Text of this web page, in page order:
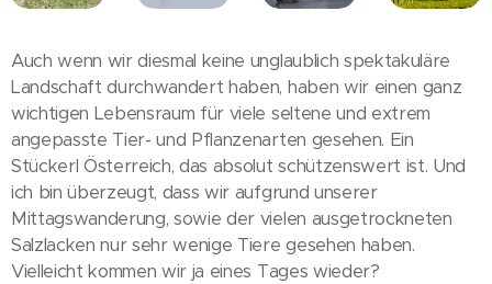
Auch wenn wir diesmal keine unglaublich spektakuläre
Landschaft durchwandert haben, haben wir einen ganz
wichtigen Lebensraum für viele seltene und extrem
angepasste Tier- und Pflanzenarten gesehen. Ein
Stückerl Österreich, das absolut schützenswert ist. Und
ich bin überzeugt, dass wir aufgrund unserer
Mittagswanderung, sowie der vielen ausgetrockneten
Salzlacken nur sehr wenige Tiere gesehen haben.
Vielleicht kommen wir ja eines Tages wieder?